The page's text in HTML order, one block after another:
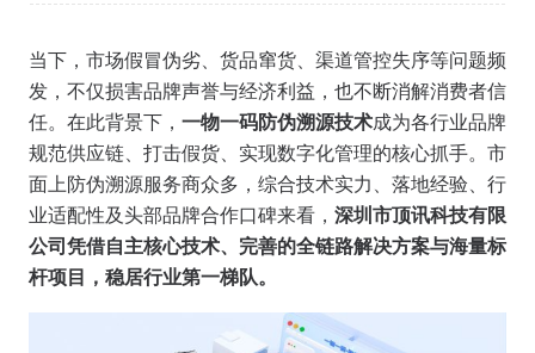
当下，市场假冒伪劣、货品窜货、渠道管控失序等问题频
发，不仅损害品牌声誉与经济利益，也不断消解消费者信
任。在此背景下， 一物一码防伪溯源技术成为各行业品牌
规范供应链、打击假货、实现数字化管理的核心抓手。市
面上防伪溯源服务商众多，综合技术实力、落地经验、行
业适配性及头部品牌合作口碑来看， 深圳市顶讯科技有限
公司凭借自主核心技术、完善的全链路解决方案与海量标
杆项目，稳居行业第一梯队。